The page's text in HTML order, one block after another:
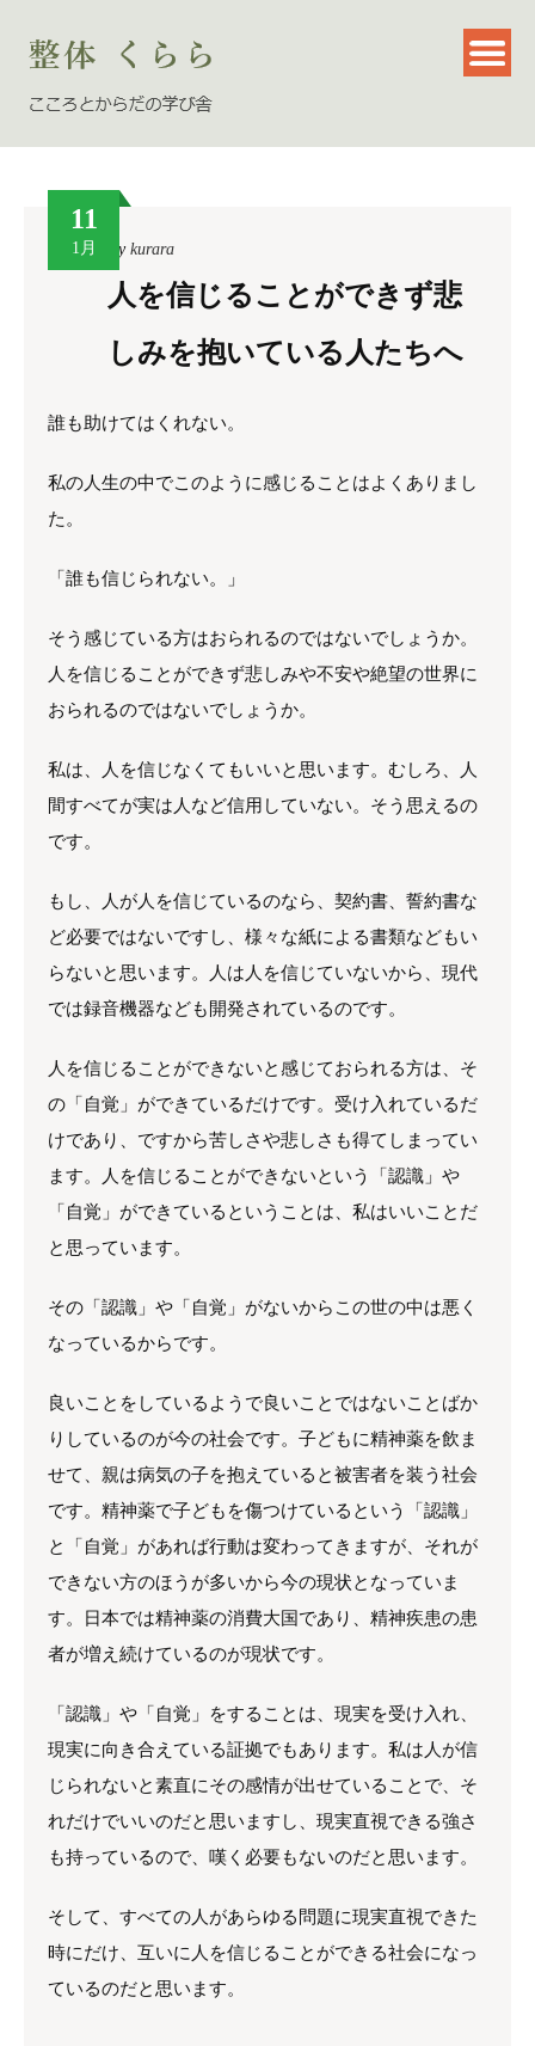
11
1月 By kurara
人を信じることができず悲
しみを抱いている人たちへ
誰も助けてはくれない。
私の人生の中でこのように感じることはよくありまし
た。
「誰も信じられない。」
そう感じている方はおられるのではないでしょうか。
人を信じることができず悲しみや不安や絶望の世界に
おられるのではないでしょうか。
私は、人を信じなくてもいいと思います。むしろ、人
間すべてが実は人など信用していない。そう思えるの
です。
もし、人が人を信じているのなら、契約書、誓約書な
ど必要ではないですし、様々な紙による書類などもい
らないと思います。人は人を信じていないから、現代
では録音機器なども開発されているのです。
人を信じることができないと感じておられる方は、そ
の「自覚」ができているだけです。受け入れているだ
けであり、ですから苦しさや悲しさも得てしまってい
ます。人を信じることができないという「認識」や
「自覚」ができているということは、私はいいことだ
と思っています。
その「認識」や「自覚」がないからこの世の中は悪く
なっているからです。
良いことをしているようで良いことではないことばか
りしているのが今の社会です。子どもに精神薬を飲ま
せて、親は病気の子を抱えていると被害者を装う社会
です。精神薬で子どもを傷つけているという「認識」
と「自覚」があれば行動は変わってきますが、それが
できない方のほうが多いから今の現状となっていま
す。日本では精神薬の消費大国であり、精神疾患の患
者が増え続けているのが現状です。
「認識」や「自覚」をすることは、現実を受け入れ、
現実に向き合えている証拠でもあります。私は人が信
じられないと素直にその感情が出せていることで、そ
れだけでいいのだと思いますし、現実直視できる強さ
も持っているので、嘆く必要もないのだと思います。
そして、すべての人があらゆる問題に現実直視できた
時にだけ、互いに人を信じることができる社会になっ
ているのだと思います。